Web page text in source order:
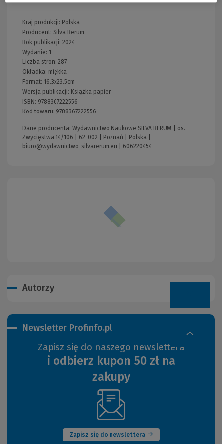
Kraj produkcji: Polska
Producent: Silva Rerum
Rok publikacji: 2024
Wydanie: 1
Liczba stron: 287
Okładka: miękka
Format: 16.3x23.5cm
Wersja publikacji: Książka papier
ISBN: 9788367222556
Kod towaru: 9788367222556
Dane producenta: Wydawnictwo Naukowe SILVA RERUM | os.
Zwycięstwa 14/106 | 62-002 | Poznań | Polska |
biuro@wydawnictwo-silvarerum.eu
606220454
Autorzy
Newsletter Profinfo.pl
Zapisz się do naszego newslettera
i odbierz kupon 50 zł na
zakupy
Zapisz się do newslettera
(Nowe
okno)